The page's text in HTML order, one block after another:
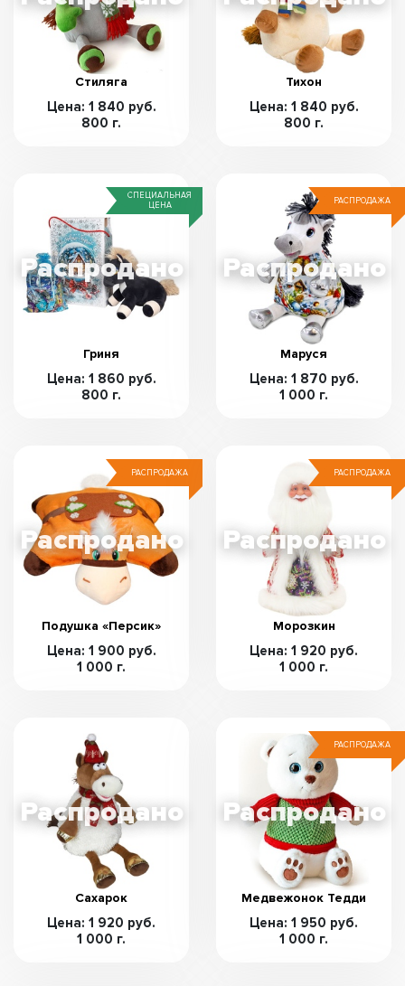
Стиляга
Цена: 1 840 руб.
800 г.
Тихон
Цена: 1 840 руб.
800 г.
СПЕЦИАЛЬНАЯ
ЦЕНА
Гриня
Цена: 1 860 руб.
800 г.
РАСПРОДАЖА
Маруся
Цена: 1 870 руб.
1 000 г.
РАСПРОДАЖА
Подушка «Персик»
Цена: 1 900 руб.
1 000 г.
РАСПРОДАЖА
Морозкин
Цена: 1 920 руб.
1 000 г.
Сахарок
Цена: 1 920 руб.
1 000 г.
РАСПРОДАЖА
Медвежонок Тедди
Цена: 1 950 руб.
1 000 г.